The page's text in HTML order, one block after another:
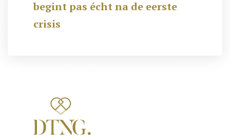
begint pas écht na de eerste
crisis